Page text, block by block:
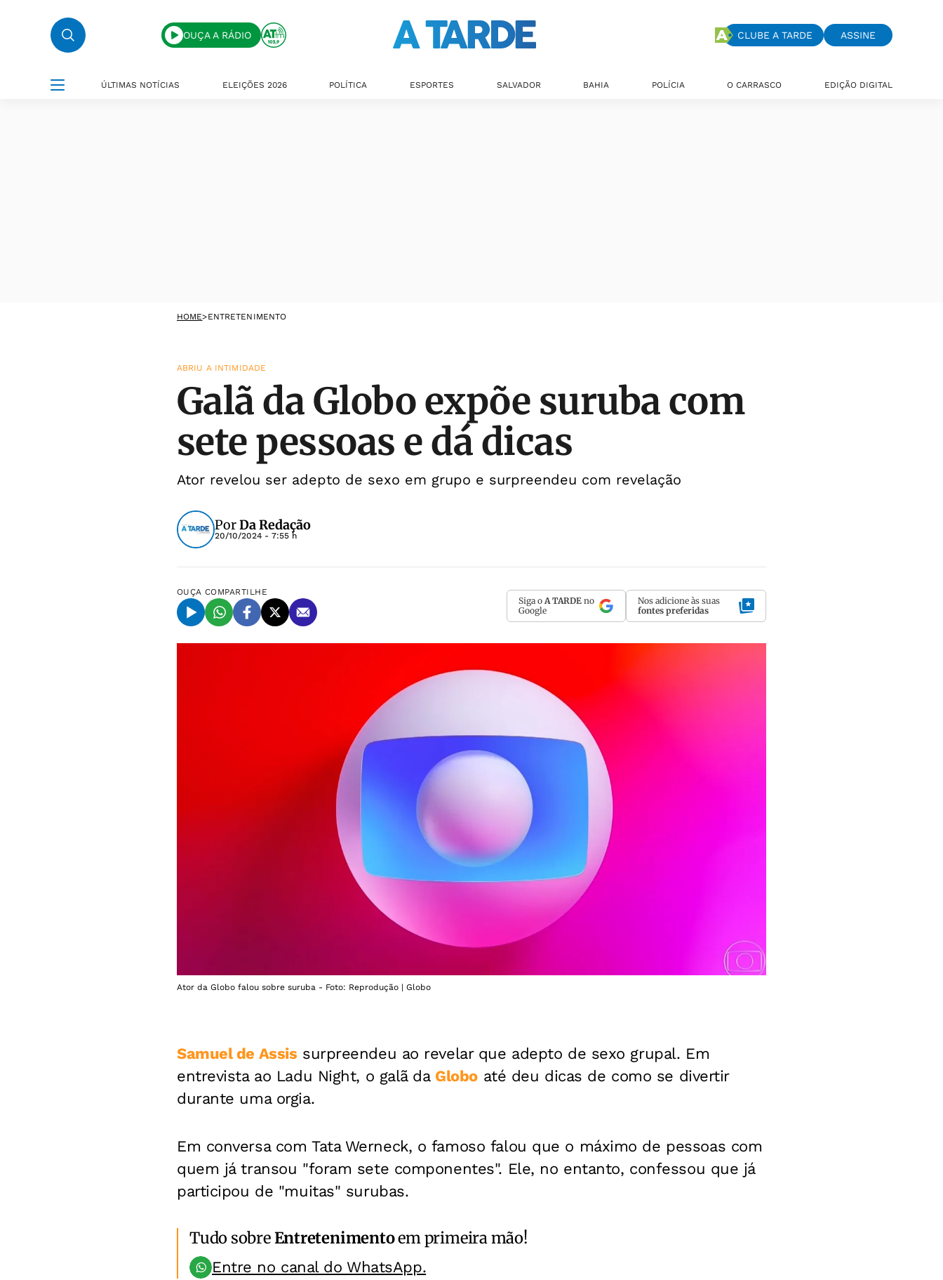
OUÇA A RÁDIO CLUBE A TARDE ASSINE
ÚLTIMAS NOTÍCIAS ELEIÇÕES 2026 POLÍTICA ESPORTES SALVADOR BAHIA POLÍCIA O CARRASCO EDIÇÃO DIGITAL
HOME>ENTRETENIMENTO
ABRIU A INTIMIDADE
Galã da Globo expõe suruba com
sete pessoas e dá dicas
Ator revelou ser adepto de sexo em grupo e surpreendeu com revelação
PorDa Redação
20/10/2024 - 7:55 h
OUÇA COMPARTILHE
Siga o A TARDE no
Google
Nos adicione às suas
fontes preferidas
Ator da Globo falou sobre suruba - Foto: Reprodução | Globo
Samuel de Assis surpreendeu ao revelar que adepto de sexo grupal. Em
entrevista ao Ladu Night, o galã da Globoaté deu dicas de como se divertir
durante uma orgia.
Em conversa com Tata Werneck, o famoso falou que o máximo de pessoas com
quem já transou "foram sete componentes". Ele, no entanto, confessou que já
participou de "muitas" surubas.
Tudo sobreEntretenimentoem primeira mão!
Entre no canal do WhatsApp.